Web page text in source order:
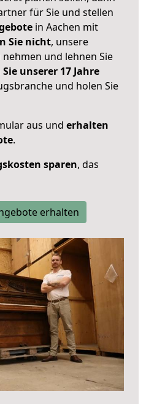
für Sie und stellen
in Aachen mit
Sie nicht, unsere
und lehnen Sie
unserer 17 Jahre
und holen Sie
aus und erhalten
.
sparen, das
erhalten